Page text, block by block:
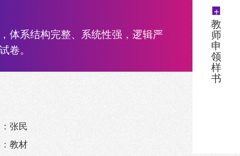
+
教
师
申
领
样
书
体系结构完整、系统性强，逻辑严
卷。
张民
教材